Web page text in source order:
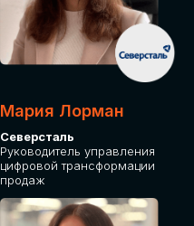
Мария Лорман
Северсталь
Руководитель управления
цифровой трансформации
продаж